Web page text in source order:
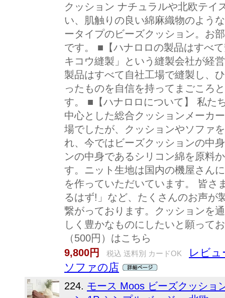
クッション ナチュラルや北欧テイ
い、肌触りの良い綿麻織物のよう
ータイプのビーズクッション。お
です。 ■【ハナロロの製品はすべ
キコウ縫製」という縫製会社が経
製品はすべて自社工場で縫製し、
ったものを自信を持ってまごころ
す。 ■【ハナロロについて】 私た
中心とした総合クッションメーカ
場でしたが、クッションやソファ
れ、今ではビーズクッションの中
ンの中身であるシリコン綿を原料
す。ニット生地は国内の機屋さん
を作っていただいています。 皆さ
るはず!」など、たくさんのお声が
繋がっております。クッションを
しく豊かなものにしたいと願って
（500円）はこちら
9,800円
税込 送料別 カードOK
レビュ
ソファの店
224. モース Moos ビーズクッショ